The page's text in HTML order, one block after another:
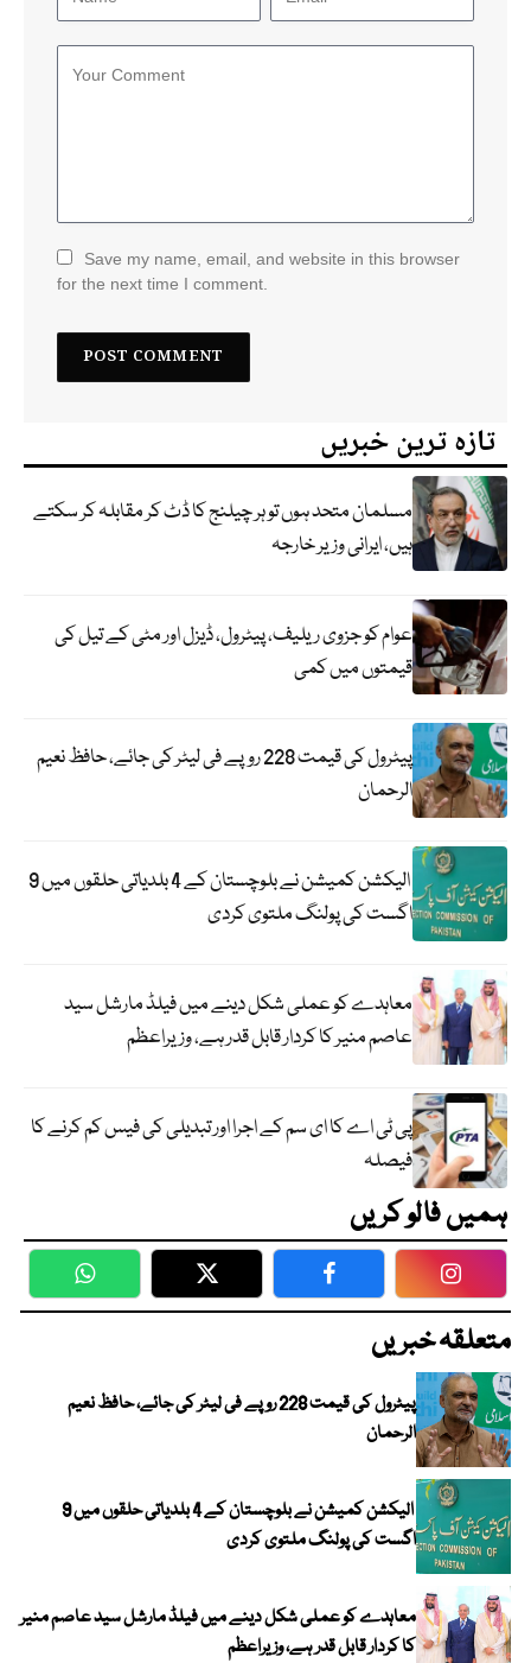
Save my name, email, and website in this browser
for the next time I comment.
تازہ ترین خبریں
مسلمان متحد ہوں تو ہر چیلنج کا ڈٹ کر مقابلہ کر سکتے
ہیں، ایرانی وزیر خارجہ
عوام کو جزوی ریلیف، پیٹرول، ڈیزل اور مٹی کے تیل کی
قیمتوں میں کمی
پیٹرول کی قیمت 228 روپے فی لیٹر کی جائے، حافظ نعیم
الرحمان
الیکشن کمیشن نے بلوچستان کے 4 بلدیاتی حلقوں میں 9
اگست کی پولنگ ملتوی کردی
معاہدے کو عملی شکل دینے میں فیلڈ مارشل سید
عاصم منیر کا کردار قابل قدر ہے، وزیراعظم
پی ٹی اے کا ای سم کے اجرا اور تبدیلی کی فیس کم کرنے کا
فیصلہ
ہمیں فالو کریں
WhatsApp Twitter Facebook
متعلقہ خبریں
پیٹرول کی قیمت 228 روپے فی لیٹر کی جائے، حافظ نعیم
الرحمان
الیکشن کمیشن نے بلوچستان کے 4 بلدیاتی حلقوں میں 9
اگست کی پولنگ ملتوی کردی
معاہدے کو عملی شکل دینے میں فیلڈ مارشل سید عاصم منیر
کا کردار قابل قدر ہے، وزیراعظم